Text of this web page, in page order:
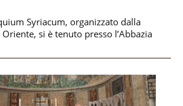
Syriacum, organizzato dalla
si è tenuto presso l’Abbazia